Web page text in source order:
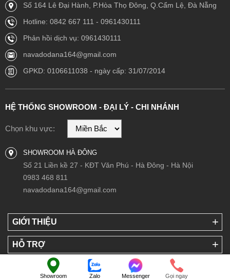
Số 164 Lê Đại Hành, P.Hòa Thọ Đông, Q.Cẩm Lệ, Đà Nẵng
Hotline: 0842 667 111 - 0961430111
Phản hồi dịch vụ: 0961430111
navadodana164@gmail.com
GPKD: 0106611038 - ngày cấp: 31/07/2014
HỆ THỐNG SHOWROOM - ĐẠI LÝ - CHI NHÁNH
Chọn khu vực:
SHOWROOM HÀ ĐÔNG
Số 21 Liền kề 27 - KĐT Văn Phú - Hà Đông - Hà Nội
0983 468 811
navadodana164@gmail.com
GIỚI THIỆU
HỖ TRỢ
LIÊN KẾT VỚI NAVADO
Showroom Zalo Messenger Gọi ngay